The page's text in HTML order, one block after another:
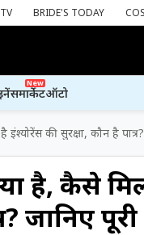
BRIDE'S TODAY
New
मार्केटऑटो
की सुरक्षा, कौन है
है, कैसे
जानिए